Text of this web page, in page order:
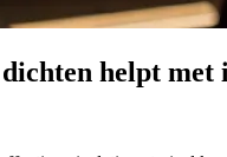
helpt met